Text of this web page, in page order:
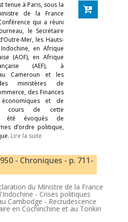
tenue à Paris, sous la
de la France
qui a réuni
le Secrétaire
Mer, les Hauts-
en Afrique
(AOF), en Afrique
(AEF), à
Cameroun et les
ministères de
des Finances
et de
cours de cette
été évoqués de
d’ordre politique,
Lire la suite
- Chroniques - p. 711-
du Ministre de la France
- Crises politiques
Cambodge - Recrudescence
en Cochinchine et au Tonkin